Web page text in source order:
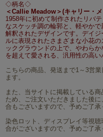
◇柄名◇
＜Callie Meadow＞(キャリー・
1958年に初めて制作されたリバ
なスケッチ調の輪郭と、軽やか
解釈されたデザインです。デイ
ルに表現されたさまざまな小花
ックグラウンドの上で、やわら
を超えて愛される、汎用性の高い
こちらの商品、発送まで1～3営
ます。
また、当サイトに掲載している
ため、ご注文いただきました後
合もございますので、予めご了承
染色ロット、ディスプレイ等視
合がございますので、予めご了承